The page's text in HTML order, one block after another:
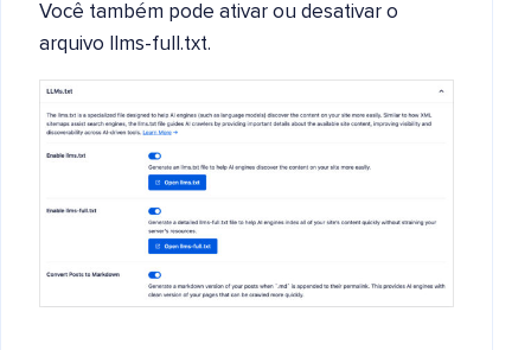
Você também pode ativar ou desativar o
arquivo llms-full.txt.